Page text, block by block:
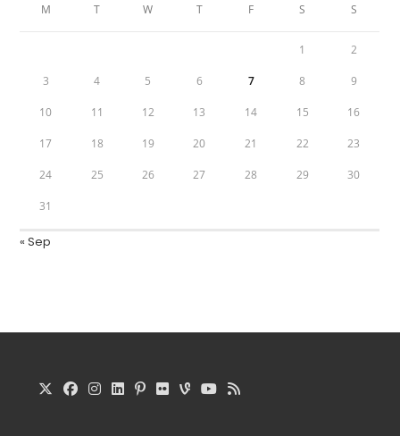
M T W T F S S
1 2
3 4 5 6 7 8 9
10 11 12 13 14 15 16
17 18 19 20 21 22 23
24 25 26 27 28 29 30
31
« Sep